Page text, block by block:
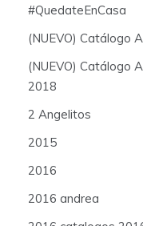
#QuedateEnCasa
(NUEVO) Catálogo
(NUEVO) Catálogo
2018
2 Angelitos
2015
2016
2016 andrea